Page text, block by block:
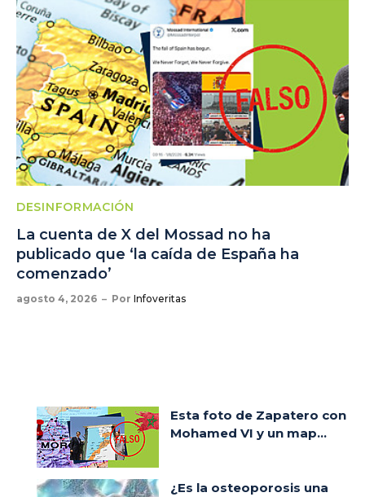
DESINFORMACIÓN
La cuenta de X del Mossad no ha
publicado que ‘la caída de España ha
comenzado’
agosto 4, 2026 Por Infoveritas
Esta foto de Zapatero con
Mohamed VI y un map...
¿Es la osteoporosis una